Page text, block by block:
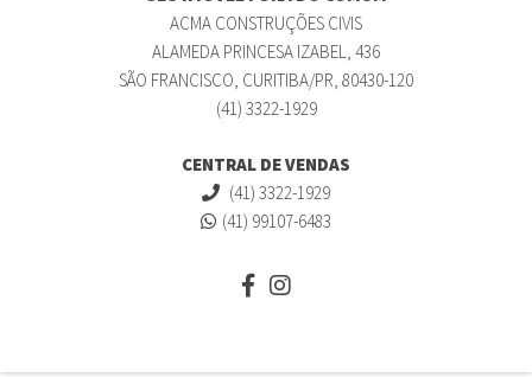
ACMA CONSTRUÇÕES CIVIS
ALAMEDA PRINCESA IZABEL, 436
SÃO FRANCISCO, CURITIBA/PR, 80430-120
(41) 3322-1929
CENTRAL DE VENDAS
(41) 3322-1929
(41) 99107-6483